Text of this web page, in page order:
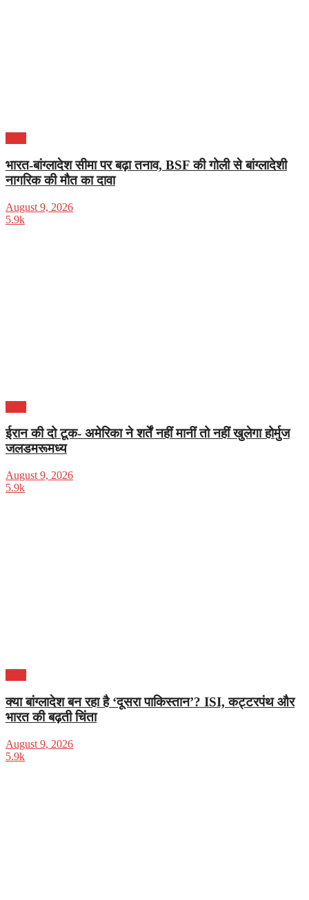
भारत-बांग्लादेश सीमा पर बढ़ा तनाव, BSF की गोली से बांग्लादेशी
नागरिक की मौत का दावा
August 9, 2026
5.9k
ईरान की दो टूक- अमेरिका ने शर्तें नहीं मानीं तो नहीं खुलेगा होर्मुज
जलडमरूमध्य
August 9, 2026
5.9k
क्या बांग्लादेश बन रहा है ‘दूसरा पाकिस्तान’? ISI, कट्टरपंथ और
भारत की बढ़ती चिंता
August 9, 2026
5.9k